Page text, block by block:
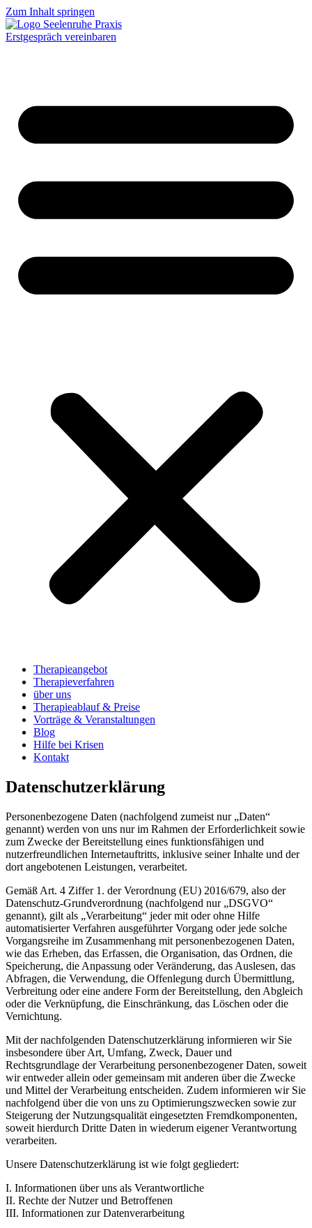
Zum Inhalt springen
Erstgespräch vereinbaren
Therapieangebot
Therapieverfahren
über uns
Therapieablauf & Preise
Vorträge & Veranstaltungen
Blog
Hilfe bei Krisen
Kontakt
Datenschutzerklärung
Personenbezogene Daten (nachfolgend zumeist nur „Daten“
genannt) werden von uns nur im Rahmen der Erforderlichkeit sowie
zum Zwecke der Bereitstellung eines funktionsfähigen und
nutzerfreundlichen Internetauftritts, inklusive seiner Inhalte und der
dort angebotenen Leistungen, verarbeitet.
Gemäß Art. 4 Ziffer 1. der Verordnung (EU) 2016/679, also der
Datenschutz-Grundverordnung (nachfolgend nur „DSGVO“
genannt), gilt als „Verarbeitung“ jeder mit oder ohne Hilfe
automatisierter Verfahren ausgeführter Vorgang oder jede solche
Vorgangsreihe im Zusammenhang mit personenbezogenen Daten,
wie das Erheben, das Erfassen, die Organisation, das Ordnen, die
Speicherung, die Anpassung oder Veränderung, das Auslesen, das
Abfragen, die Verwendung, die Offenlegung durch Übermittlung,
Verbreitung oder eine andere Form der Bereitstellung, den Abgleich
oder die Verknüpfung, die Einschränkung, das Löschen oder die
Vernichtung.
Mit der nachfolgenden Datenschutzerklärung informieren wir Sie
insbesondere über Art, Umfang, Zweck, Dauer und
Rechtsgrundlage der Verarbeitung personenbezogener Daten, soweit
wir entweder allein oder gemeinsam mit anderen über die Zwecke
und Mittel der Verarbeitung entscheiden. Zudem informieren wir Sie
nachfolgend über die von uns zu Optimierungszwecken sowie zur
Steigerung der Nutzungsqualität eingesetzten Fremdkomponenten,
soweit hierdurch Dritte Daten in wiederum eigener Verantwortung
verarbeiten.
Unsere Datenschutzerklärung ist wie folgt gegliedert:
I. Informationen über uns als Verantwortliche
II. Rechte der Nutzer und Betroffenen
III. Informationen zur Datenverarbeitung